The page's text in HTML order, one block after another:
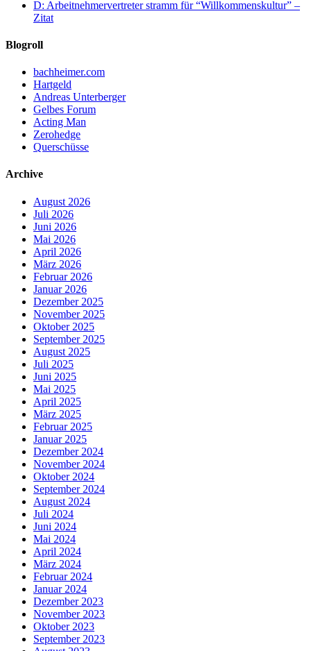
D: Arbeitnehmervertreter stramm für “Willkommenskultur” –
Zitat
Blogroll
bachheimer.com
Hartgeld
Andreas Unterberger
Gelbes Forum
Acting Man
Zerohedge
Querschüsse
Archive
August 2026
Juli 2026
Juni 2026
Mai 2026
April 2026
März 2026
Februar 2026
Januar 2026
Dezember 2025
November 2025
Oktober 2025
September 2025
August 2025
Juli 2025
Juni 2025
Mai 2025
April 2025
März 2025
Februar 2025
Januar 2025
Dezember 2024
November 2024
Oktober 2024
September 2024
August 2024
Juli 2024
Juni 2024
Mai 2024
April 2024
März 2024
Februar 2024
Januar 2024
Dezember 2023
November 2023
Oktober 2023
September 2023